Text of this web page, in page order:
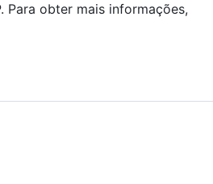
obter mais informações,